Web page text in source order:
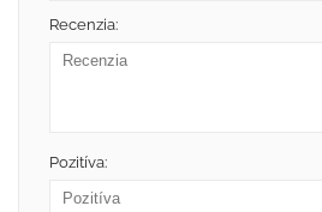
Recenzia:
Pozitíva: